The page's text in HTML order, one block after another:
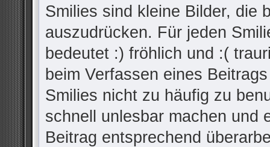
Smilies sind kleine Bilder, die
auszudrücken. Für jeden
bedeutet :) fröhlich und :(
beim Verfassen eines
Smilies nicht zu häufig zu
schnell unlesbar machen und
Beitrag entsprechend